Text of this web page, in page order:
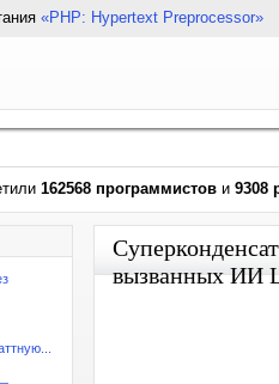
«PHP: Hypertext Preprocessor»
162568 программистов и 9308
вызванных ИИ